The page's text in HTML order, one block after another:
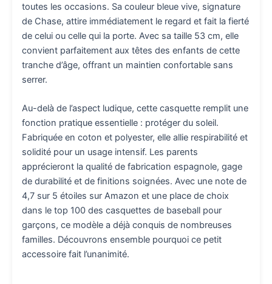
toutes les occasions. Sa couleur bleue vive, signature
de Chase, attire immédiatement le regard et fait la fierté
de celui ou celle qui la porte. Avec sa taille 53 cm, elle
convient parfaitement aux têtes des enfants de cette
tranche d’âge, offrant un maintien confortable sans
serrer.
Au-delà de l’aspect ludique, cette casquette remplit une
fonction pratique essentielle : protéger du soleil.
Fabriquée en coton et polyester, elle allie respirabilité et
solidité pour un usage intensif. Les parents
apprécieront la qualité de fabrication espagnole, gage
de durabilité et de finitions soignées. Avec une note de
4,7 sur 5 étoiles sur Amazon et une place de choix
dans le top 100 des casquettes de baseball pour
garçons, ce modèle a déjà conquis de nombreuses
familles. Découvrons ensemble pourquoi ce petit
accessoire fait l’unanimité.